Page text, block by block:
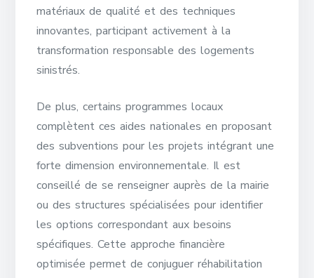
matériaux de qualité et des techniques
innovantes, participant activement à la
transformation responsable des logements
sinistrés.
De plus, certains programmes locaux
complètent ces aides nationales en proposant
des subventions pour les projets intégrant une
forte dimension environnementale. Il est
conseillé de se renseigner auprès de la mairie
ou des structures spécialisées pour identifier
les options correspondant aux besoins
spécifiques. Cette approche financière
optimisée permet de conjuguer réhabilitation